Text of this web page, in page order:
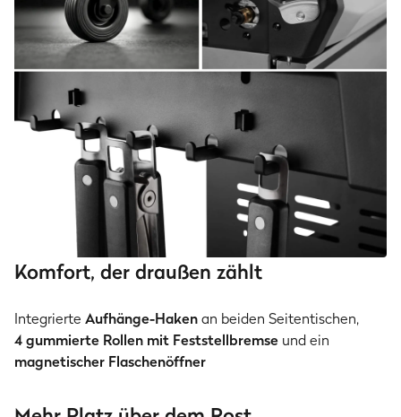
Komfort, der draußen zählt
Integrierte Aufhänge-Hakenan beiden Seitentischen,
4 gummierte Rollen mit Feststellbremse und ein
magnetischer Flaschenöffner